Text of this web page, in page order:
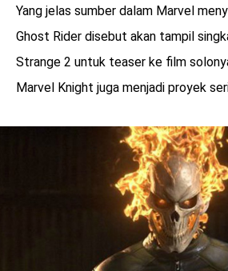
Yang jelas sumber dalam Marvel
Ghost Rider disebut akan tampil
Strange 2 untuk teaser ke film
Marvel Knight juga menjadi proyek